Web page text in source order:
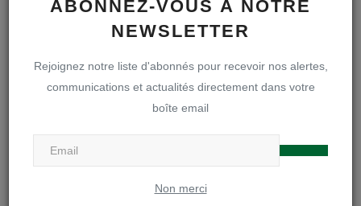
ABONNEZ-VOUS À NOTRE
NEWSLETTER
Rejoignez notre liste d'abonnés pour recevoir nos alertes,
communications et actualités directement dans votre
boîte email
Non merci
La rentrée des premières secondaires - année
Webmaster Aug 27, 2025 0 3607
Ephémérides du troisième trimestre | Année
Aux parents des élèves qui ont loué des